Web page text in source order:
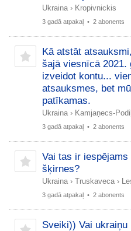
Ukraina › Kropivnickis
3 gadā atpakaļ • 2 abonents
Kā atstāt
šajā viesnīcā 2021.
izveidot kontu...
atsauksmes, bet
patīkamas.
Ukraina › Kamjaņecs-
3 gadā atpakaļ • 2 abonents
Vai tas ir
šķirnes?
Ukraina › Truskaveca ›
3 gadā atpakaļ • 2 abonents
Sveiki)) Vai